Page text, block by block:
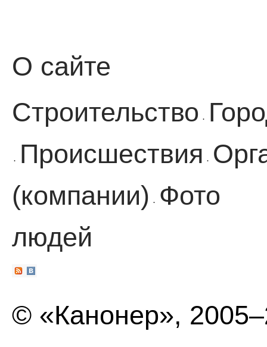
О сайте
Строительство ·
· Происшествия ·
(компании)
·
Фото
людей
© «Канонер»,